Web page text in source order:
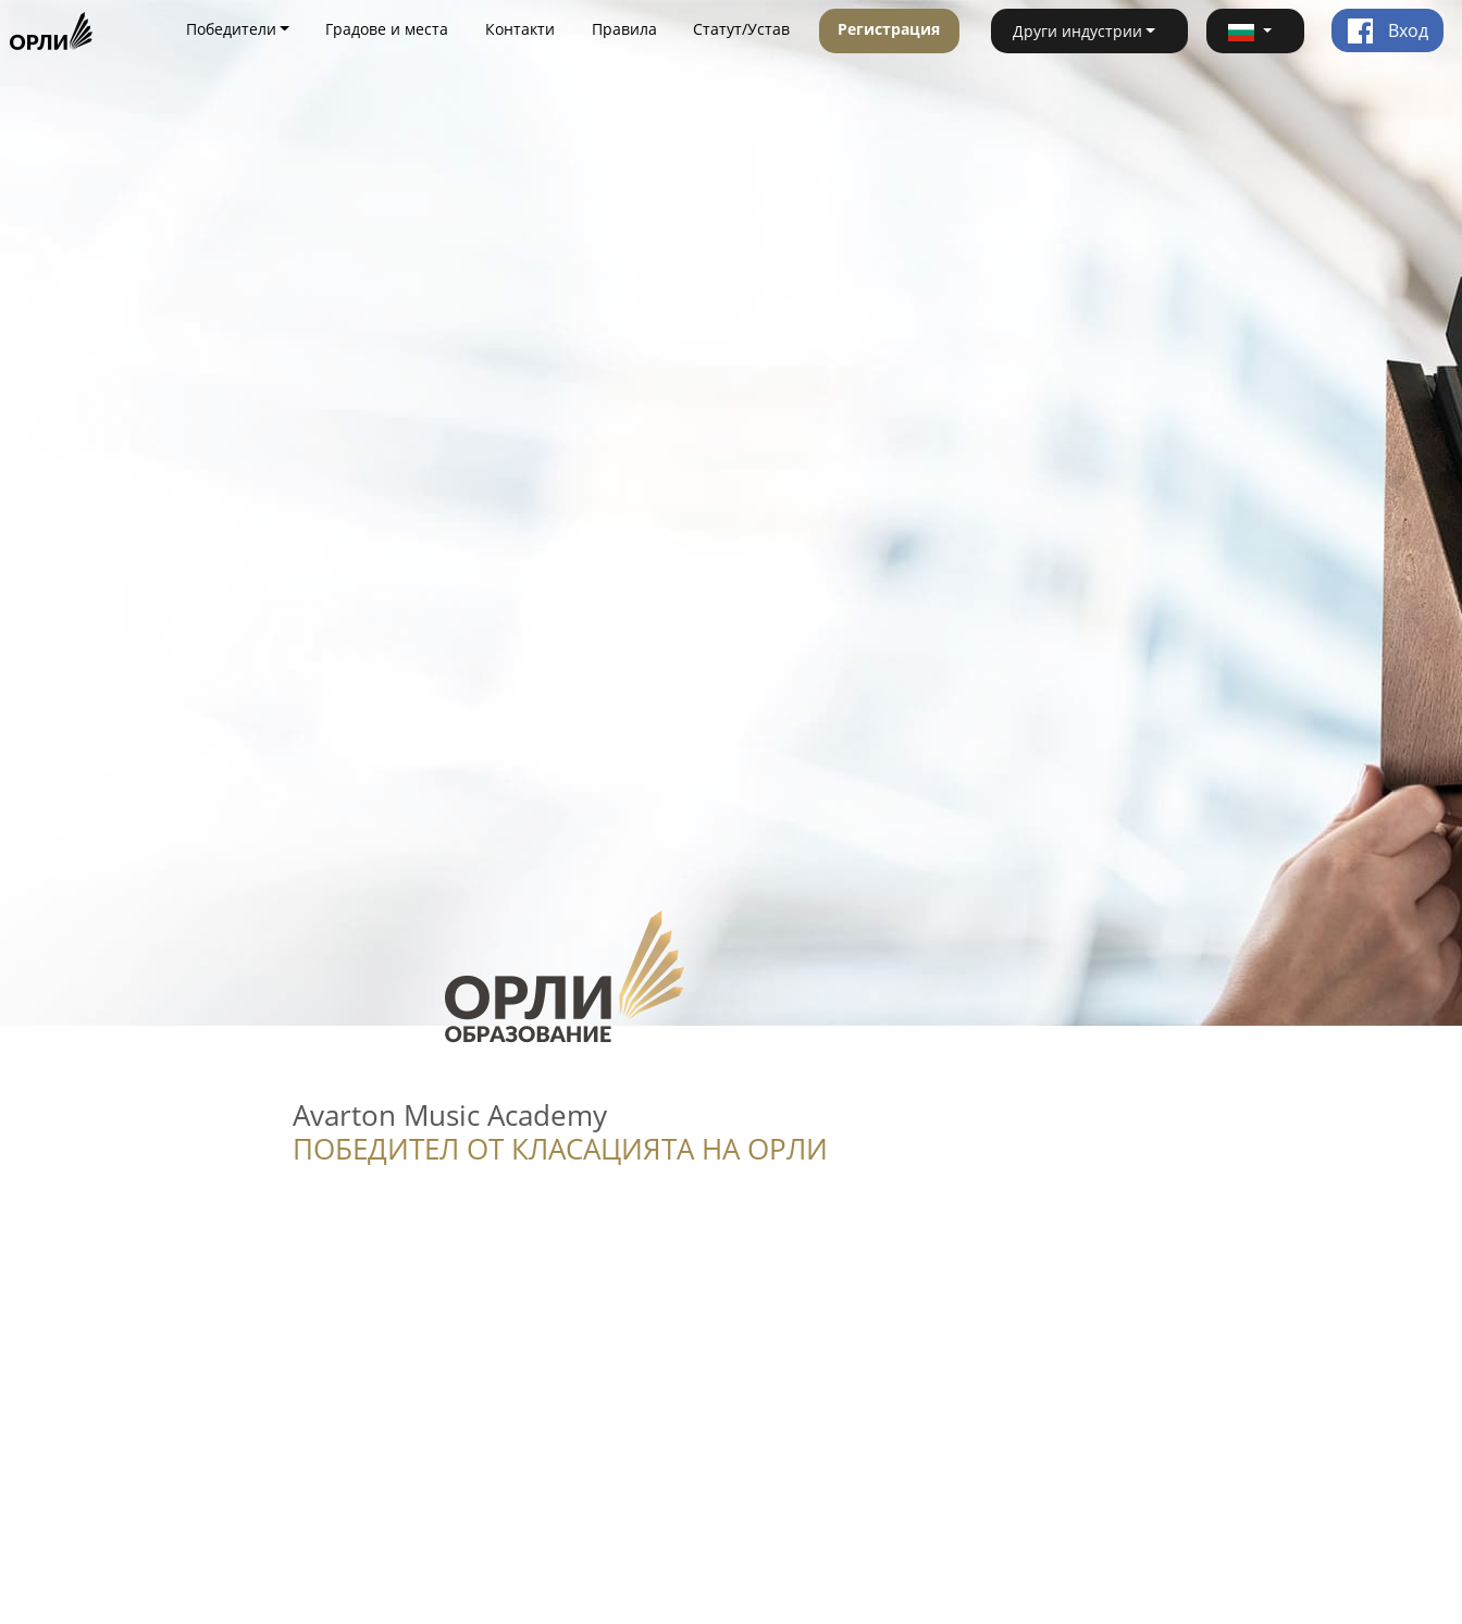
Победители Градове и места Контакти Правила Статут/Устав Регистрация Други индустрии Вход
Avarton Music Academy
ПОБЕДИТЕЛ ОТ КЛАСАЦИЯТА НА ОРЛИ